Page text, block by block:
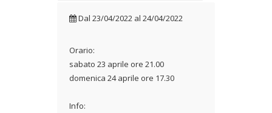
Dal 23/04/2022 al 24/04/2022
Orario:
sabato 23 aprile ore 21.00
domenica 24 aprile ore 17.30
Info: